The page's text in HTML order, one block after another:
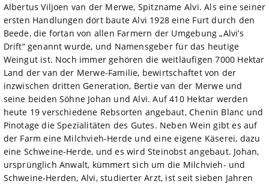
Albertus Viljoen van der Merwe, Spitzname Alvi. Als eine seiner
ersten Handlungen dort baute Alvi 1928 eine Furt durch den
Beede, die fortan von allen Farmern der Umgebung „Alvi’s
Drift“ genannt wurde, und Namensgeber für das heutige
Weingut ist. Noch immer gehören die weitläufigen 7000 Hektar
Land der van der Merwe-Familie, bewirtschaftet von der
inzwischen dritten Generation, Bertie van der Merwe und
seine beiden Söhne Johan und Alvi. Auf 410 Hektar werden
heute 19 verschiedene Rebsorten angebaut, Chenin Blanc und
Pinotage die Spezialitäten des Gutes. Neben Wein gibt es auf
der Farm eine Milchvieh-Herde und eine eigene Käserei, dazu
eine Schweine-Herde, und es wird Steinobst angebaut. Johan,
ursprünglich Anwalt, kümmert sich um die Milchvieh- und
Schweine-Herden, Alvi, studierter Arzt, ist seit sieben Jahren